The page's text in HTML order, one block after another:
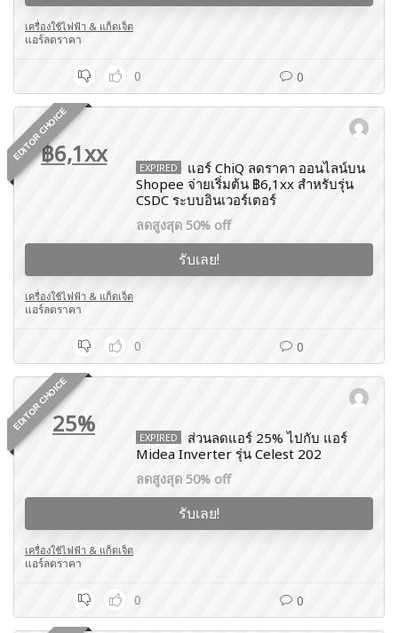
เครื่องใช้ไฟฟ้า & แก็ดเจ็ต
แอร์ลดราคา
0 0
EDITOR CHOICE฿6,1xx EXPIRED
แอร์ ChiQ ลดราคา ออนไลน์บน
Shopee จ่ายเริ่มต้น ฿6,1xx สำหรับรุ่น
CSDC ระบบอินเวอร์เตอร์
ลดสูงสุด 50% off
รับเลย!
เครื่องใช้ไฟฟ้า & แก็ดเจ็ต
แอร์ลดราคา
0 0
EDITOR CHOICE25% EXPIRED
ส่วนลดแอร์ 25% ไปกับ แอร์
Midea Inverter รุ่น Celest 202
ลดสูงสุด 50% off
รับเลย!
เครื่องใช้ไฟฟ้า & แก็ดเจ็ต
แอร์ลดราคา
0 0